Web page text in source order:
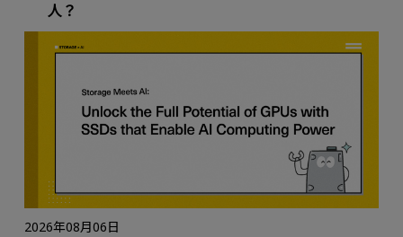
人？
2026年08月06日